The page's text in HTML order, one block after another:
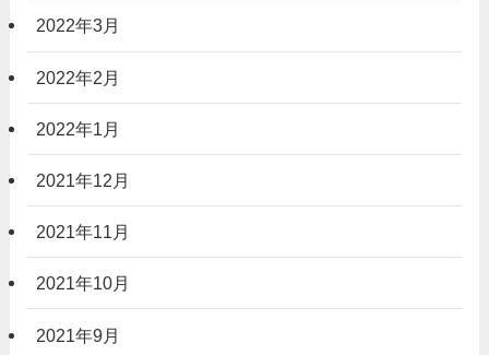
2022年3月
2022年2月
2022年1月
2021年12月
2021年11月
2021年10月
2021年9月